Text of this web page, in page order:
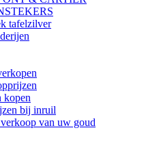
tafelzilver
kopen
bij inruil
van uw goud